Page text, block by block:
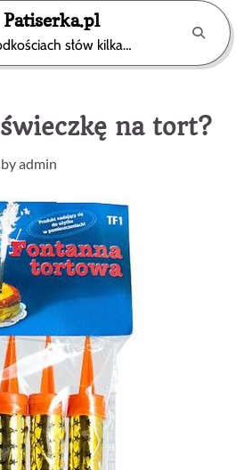
Patiserka.pl
słów kilka…
na tort?
byadmin